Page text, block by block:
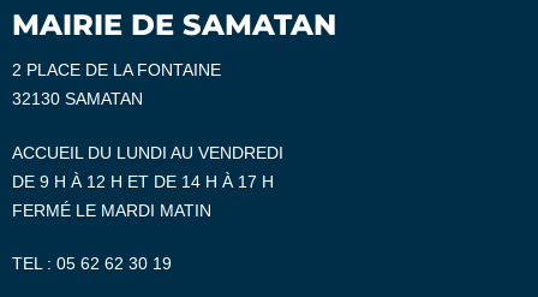
MAIRIE DE SAMATAN
2 PLACE DE LA FONTAINE
32130 SAMATAN
ACCUEIL DU LUNDI AU VENDREDI
DE 9 H À 12 H ET DE 14 H À 17 H
FERMÉ LE MARDI MATIN
TEL : 05 62 62 30 19